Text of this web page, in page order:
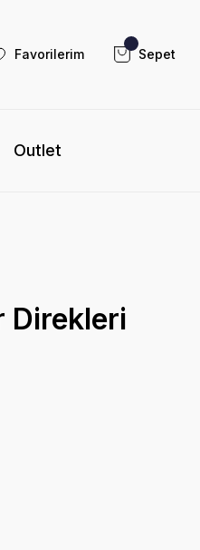
Favorilerim Sepet
Outlet
Direkleri